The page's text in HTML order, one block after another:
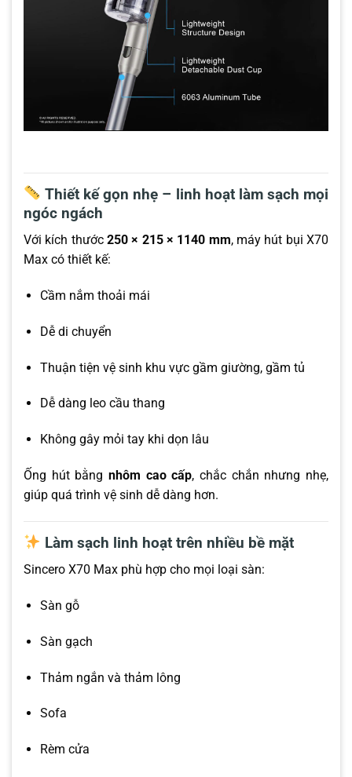
Thiết kế gọn nhẹ – linh hoạt làm sạch mọi
ngóc ngách
Với kích thước 250 × 215 × 1140 mm, máy hút bụi X70
Max có thiết kế:
Cầm nắm thoải mái
Dễ di chuyển
Thuận tiện vệ sinh khu vực gầm giường, gầm tủ
Dễ dàng leo cầu thang
Không gây mỏi tay khi dọn lâu
Ống hút bằng nhôm cao cấp, chắc chắn nhưng nhẹ,
giúp quá trình vệ sinh dễ dàng hơn.
Làm sạch linh hoạt trên nhiều bề mặt
Sincero X70 Max phù hợp cho mọi loại sàn:
Sàn gỗ
Sàn gạch
Thảm ngắn và thảm lông
Sofa
Rèm cửa